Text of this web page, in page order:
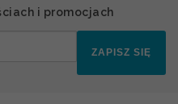
i promocjach
ZAPISZ SIĘ